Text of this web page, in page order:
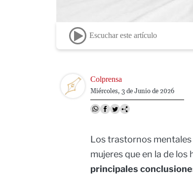
Escuchar este artículo
Image Colprensa
Miércoles, 3 de Junio de 2026
Los trastornos
mujeres que en la de los
principales